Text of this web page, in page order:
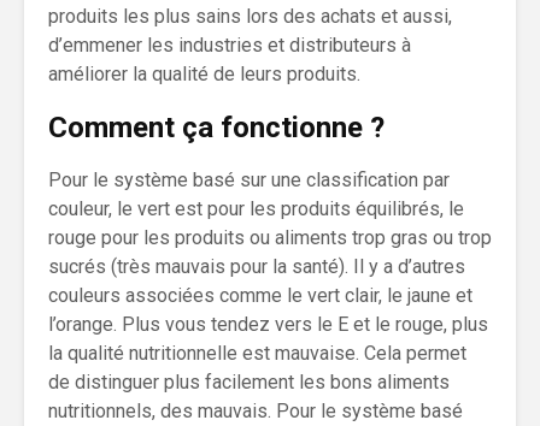
produits les plus sains lors des achats et aussi,
d’emmener les industries et distributeurs à
améliorer la qualité de leurs produits.
Comment ça fonctionne ?
Pour le système basé sur une classification par
couleur, le vert est pour les produits équilibrés, le
rouge pour les produits ou aliments trop gras ou trop
sucrés (très mauvais pour la santé). Il y a d’autres
couleurs associées comme le vert clair, le jaune et
l’orange. Plus vous tendez vers le E et le rouge, plus
la qualité nutritionnelle est mauvaise. Cela permet
de distinguer plus facilement les bons aliments
nutritionnels, des mauvais. Pour le système basé